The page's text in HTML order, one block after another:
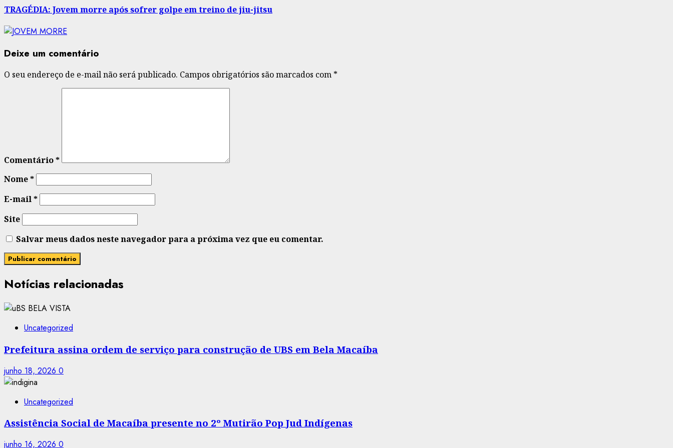
TRAGÉDIA: Jovem morre após sofrer golpe em treino de jiu-jitsu
Deixe um comentário
O seu endereço de e-mail não será publicado. Campos obrigatórios são marcados com *
Comentário*
Nome*
E-mail*
Site
Salvar meus dados neste navegador para a próxima vez que eu comentar.
Notícias relacionadas
Uncategorized
Prefeitura assina ordem de serviço para construção de UBS em Bela Macaíba
junho 18, 2026 0
Uncategorized
Assistência Social de Macaíba presente no 2º Mutirão Pop Jud Indígenas
junho 16, 2026 0